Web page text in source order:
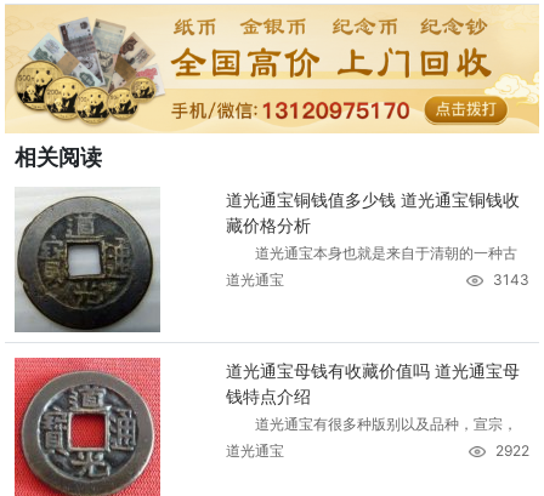
相关阅读
道光通宝铜钱值多少钱 道光通宝铜钱收
藏价格分析
道光通宝本身也就是来自于清朝的一种古
道光通宝
3143
道光通宝母钱有收藏价值吗 道光通宝母
钱特点介绍
道光通宝有很多种版别以及品种，宣宗，
道光通宝
2922